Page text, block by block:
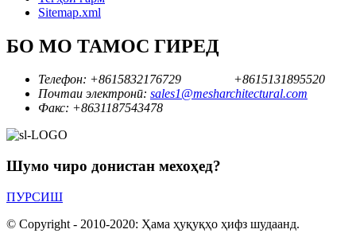
Sitemap.xml
БО МО ТАМОС ГИРЕД
Телефон: +8615832176729
+8615131895520
Почтаи электронӣ: sales1@mesharchitectural.com
Факс: +8631187543478
Шумо чиро донистан мехоҳед?
ПУРСИШ
© Copyright - 2010-2020: Ҳама ҳуқуқҳо ҳифз шудаанд.